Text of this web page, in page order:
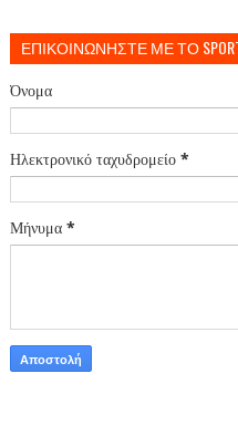
ΕΠΙΚΟΙΝΩΝΗΣΤΕ ΜΕ ΤΟ
Όνομα
Ηλεκτρονικό ταχυδρομείο *
Μήνυμα *